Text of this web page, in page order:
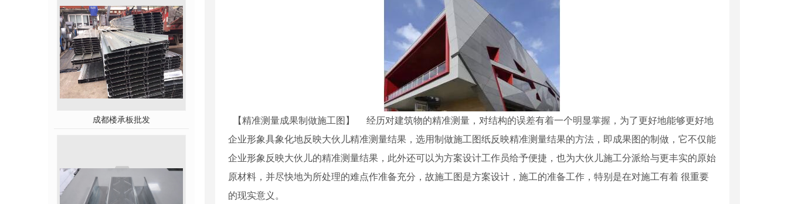
成都楼承板批发
【精准测量成果制做施工图】 经历对建筑物的精准测量，对结构的误差有着一个明显掌握，为了更好地能够更好地
企业形象具象化地反映大伙儿精准测量结果，选用制做施工图纸反映精准测量结果的方法，即成果图的制做，它不仅能
企业形象反映大伙儿的精准测量结果，此外还可以为方案设计工作员给予便捷，也为大伙儿施工分派给与更丰实的原始
原材料，并尽快地为所处理的难点作准备充分，故施工图是方案设计，施工的准备工作，特别是在对施工有着 很重要
的现实意义。